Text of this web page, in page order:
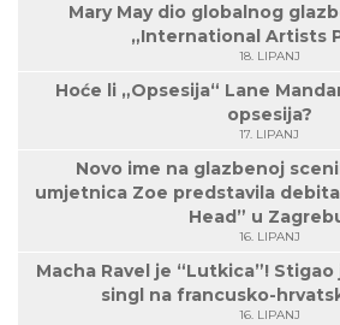
Mary May dio globalnog
„International Artists
18. LIPANJ
Hoće li „Opsesija“ Lane
opsesija?
17. LIPANJ
Novo ime na glazbenoj
umjetnica Zoe predstavila
Head” u
16. LIPANJ
Macha Ravel je “Lutkica”!
singl na francusko-
16. LIPANJ